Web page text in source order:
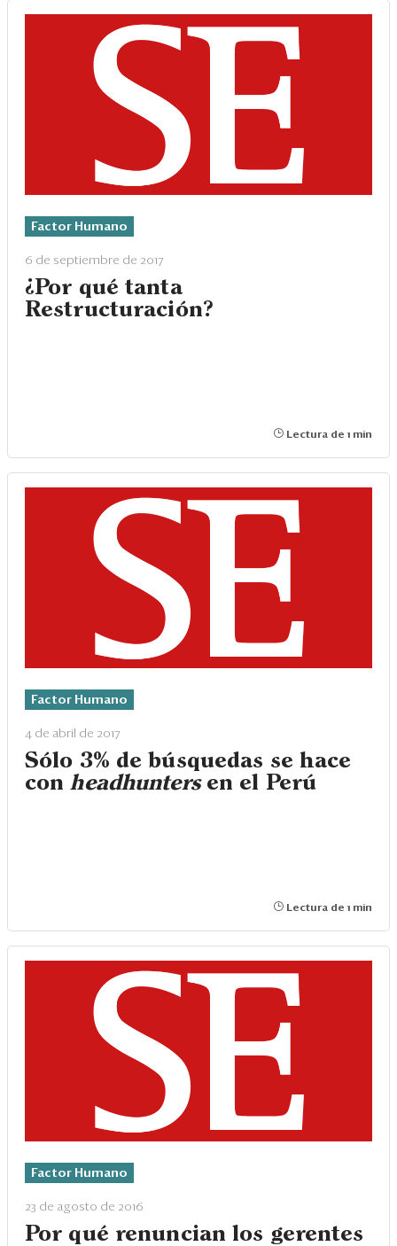
Factor Humano
6 de septiembre de 2017
¿Por qué tanta
Restructuración?
Lectura de 1 min
Factor Humano
4 de abril de 2017
Sólo 3% de búsquedas se hace
con headhuntersen el Perú
Lectura de 1 min
Factor Humano
23 de agosto de 2016
Por qué renuncian los gerentes